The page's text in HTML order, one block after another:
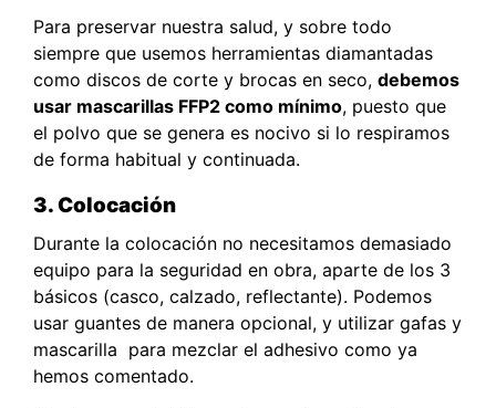
Para preservar nuestra salud, y sobre todo
siempre que usemos herramientas diamantadas
como discos de corte y brocas en seco, debemos
usar mascarillas FFP2 como mínimo, puesto que
el polvo que se genera es nocivo si lo respiramos
de forma habitual y continuada.
3. Colocación
Durante la colocación no necesitamos demasiado
equipo para la seguridad en obra, aparte de los 3
básicos (casco, calzado, reflectante). Podemos
usar guantes de manera opcional, y utilizar gafas y
mascarilla para mezclar el adhesivo como ya
hemos comentado.